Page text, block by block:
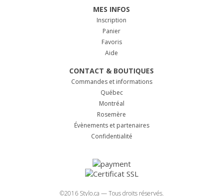
MES INFOS
Inscription
Panier
Favoris
Aide
CONTACT & BOUTIQUES
Commandes et informations
Québec
Montréal
Rosemère
Évènements et partenaires
Confidentialité
©2016 Stylo.ca — Tous droits réservés.